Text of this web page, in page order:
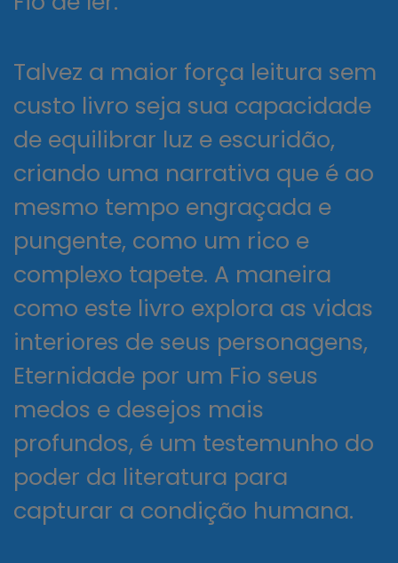
Talvez a maior força leitura sem
custo livro seja sua capacidade
de equilibrar luz e escuridão,
criando uma narrativa que é ao
mesmo tempo engraçada e
pungente, como um rico e
complexo tapete. A maneira
como este livro explora as vidas
interiores de seus personagens,
Eternidade por um Fio seus
medos e desejos mais
profundos, é um testemunho do
poder da literatura para
capturar a condição humana.